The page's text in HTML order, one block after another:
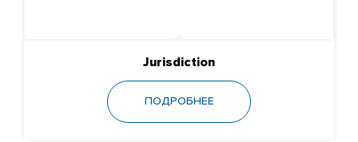
Jurisdiction
ПОДРОБНЕЕ